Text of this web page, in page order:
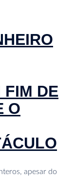
FIM DE
O
apesar do